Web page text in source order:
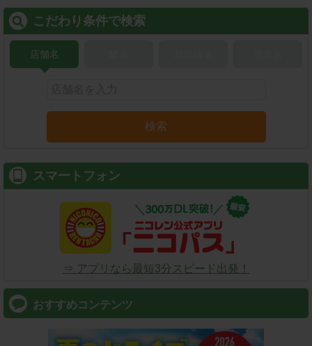
こだわり条件で検索
店舗名
検索
スマートフォン
⇒ アプリなら最短3分スピード出発！
おすすめコンテンツ